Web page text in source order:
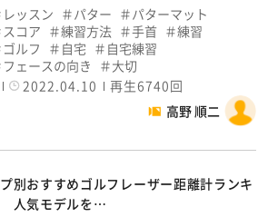
レッスン
パター
パターマット
スコア
練習方法 手首
練習
ゴルフ
自宅
自宅練習
フェースの向き
大切
2022.04.10
再生6740回
高野 順二
別おすすめゴルフレーザー距離計ランキ
人気モデルを…